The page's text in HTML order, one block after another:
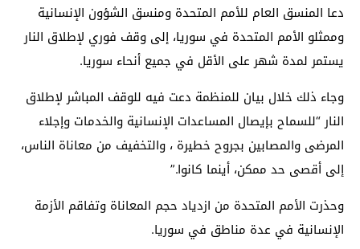
دعا المنسق العام للأمم المتحدة ومنسق الشؤون الإنسانية
وممثلو الأمم المتحدة في سوريا، إلى وقف فوري لإطلاق النار
يستمر لمدة شهر على الأقل في جميع أنحاء سوريا.
وجاء ذلك خلال بيان للمنظمة دعت فيه للوقف المباشر لإطلاق
النار “للسماح بإيصال المساعدات الإنسانية والخدمات وإجلاء
المرضى والمصابين بجروح خطيرة ، والتخفيف من معاناة الناس،
إلى أقصى حد ممكن، أينما كانوا.”
وحذرت الأمم المتحدة من ازدياد حجم المعاناة وتفاقم الأزمة
الإنسانية في عدة مناطق في سوريا.